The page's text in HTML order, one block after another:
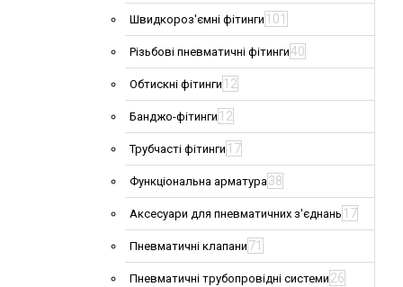
Швидкороз'ємні фітинги 101
Різьбові пневматичні фітинги40
Обтискні фітинги 12
Банджо-фітинги 12
Трубчасті фітинги 17
Функціональна арматура38
Аксесуари для пневматичних з'єднань 17
Пневматичні клапани 71
Пневматичні трубопровідні системи 26